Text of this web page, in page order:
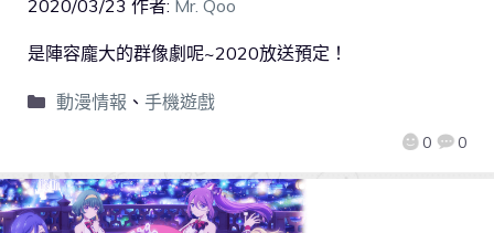
2020/03/23 作者: Mr. Qoo
0 0
是陣容龐大的群像劇呢~2020放送預定！
動漫情報 、 手機遊戲